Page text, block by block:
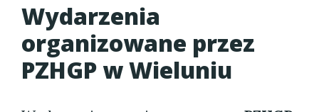
Wydarzenia
organizowane przez
PZHGP w Wieluniu